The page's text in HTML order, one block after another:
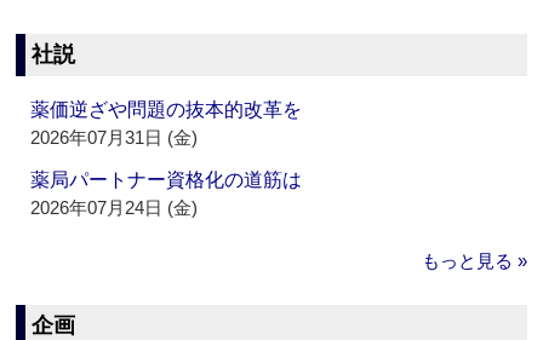
社説
薬価逆ざや問題の抜本的改革を
2026年07月31日 (金)
薬局パートナー資格化の道筋は
2026年07月24日 (金)
もっと見る »
企画